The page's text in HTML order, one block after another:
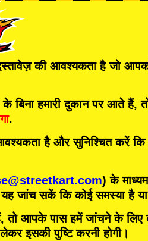
की आवश्यकता है जो
हमारी दुकान पर आते हैं,
.
है और सुनिश्चित करें
) के
जांच सकें कि कोई समस्या है या
तो आपके पास हमें जांचने के लिए
इसकी पुष्टि करनी होगी।